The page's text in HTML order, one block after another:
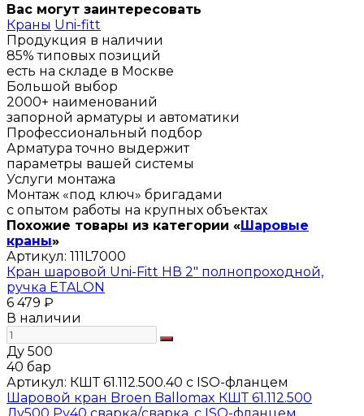
Вас могут заинтересовать
Краны Uni-fitt
Продукция в наличии
85% типовых позиций
есть на складе в Москве
Большой выбор
2000+ наименований
запорной арматуры и автоматики
Профессиональный подбор
Арматура точно выдержит
параметры вашей системы
Услуги монтажа
Монтаж «под ключ» бригадами
с опытом работы на крупных объектах
Похожие товары из категории «Шаровые
краны»
Артикул: 111L7000
Кран шаровой Uni-Fitt НВ 2" полнопроходной,
ручка ETALON
6 479 ₽
В наличии
Ду 500
40 бар
Артикул: КШТ 61.112.500.40 с ISO-фланцем
Шаровой кран Broen Ballomax КШТ 61.112.500